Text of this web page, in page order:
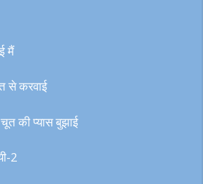
मैं
से करवाई
की प्यास बुझाई
2